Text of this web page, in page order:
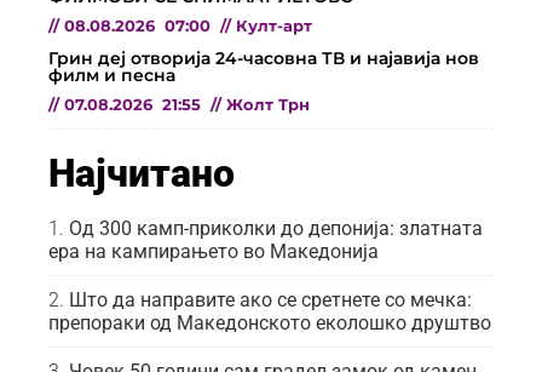
// 08.08.2026 07:00 // Култ-арт
Грин деј отворија 24-часовна ТВ и најавија нов
филм и песна
// 07.08.2026 21:55 // Жолт Трн
Најчитано
Од 300 камп-приколки до депонија: златната
ера на кампирањето во Македонија
Што да направите ако се сретнете со мечка:
препораки од Македонското еколошко друштво